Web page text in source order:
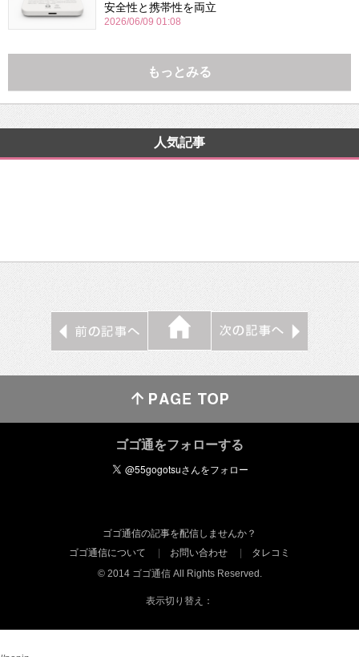
安全性と携帯性を両立
2026/06/09 01:08
もっとみる
人気記事
ゴゴ通をフォローする
ゴゴ通信の記事を配信しませんか？
ゴゴ通信について
お問い合わせ
タレコミ
© 2014 ゴゴ通信 All Rights Reserved.
表示切り替え：